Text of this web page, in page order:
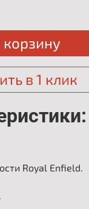
корзину
в 1 клик
Royal Enfield.